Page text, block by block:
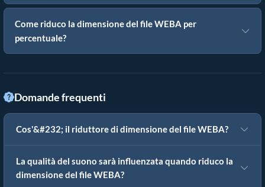
Come riduco la dimensione del file WEBA per
percentuale?
Domande frequenti
Cos'&#232; il riduttore di dimensione del file WEBA?
La qualità del suono sarà influenzata quando riduco la
dimensione del file WEBA?